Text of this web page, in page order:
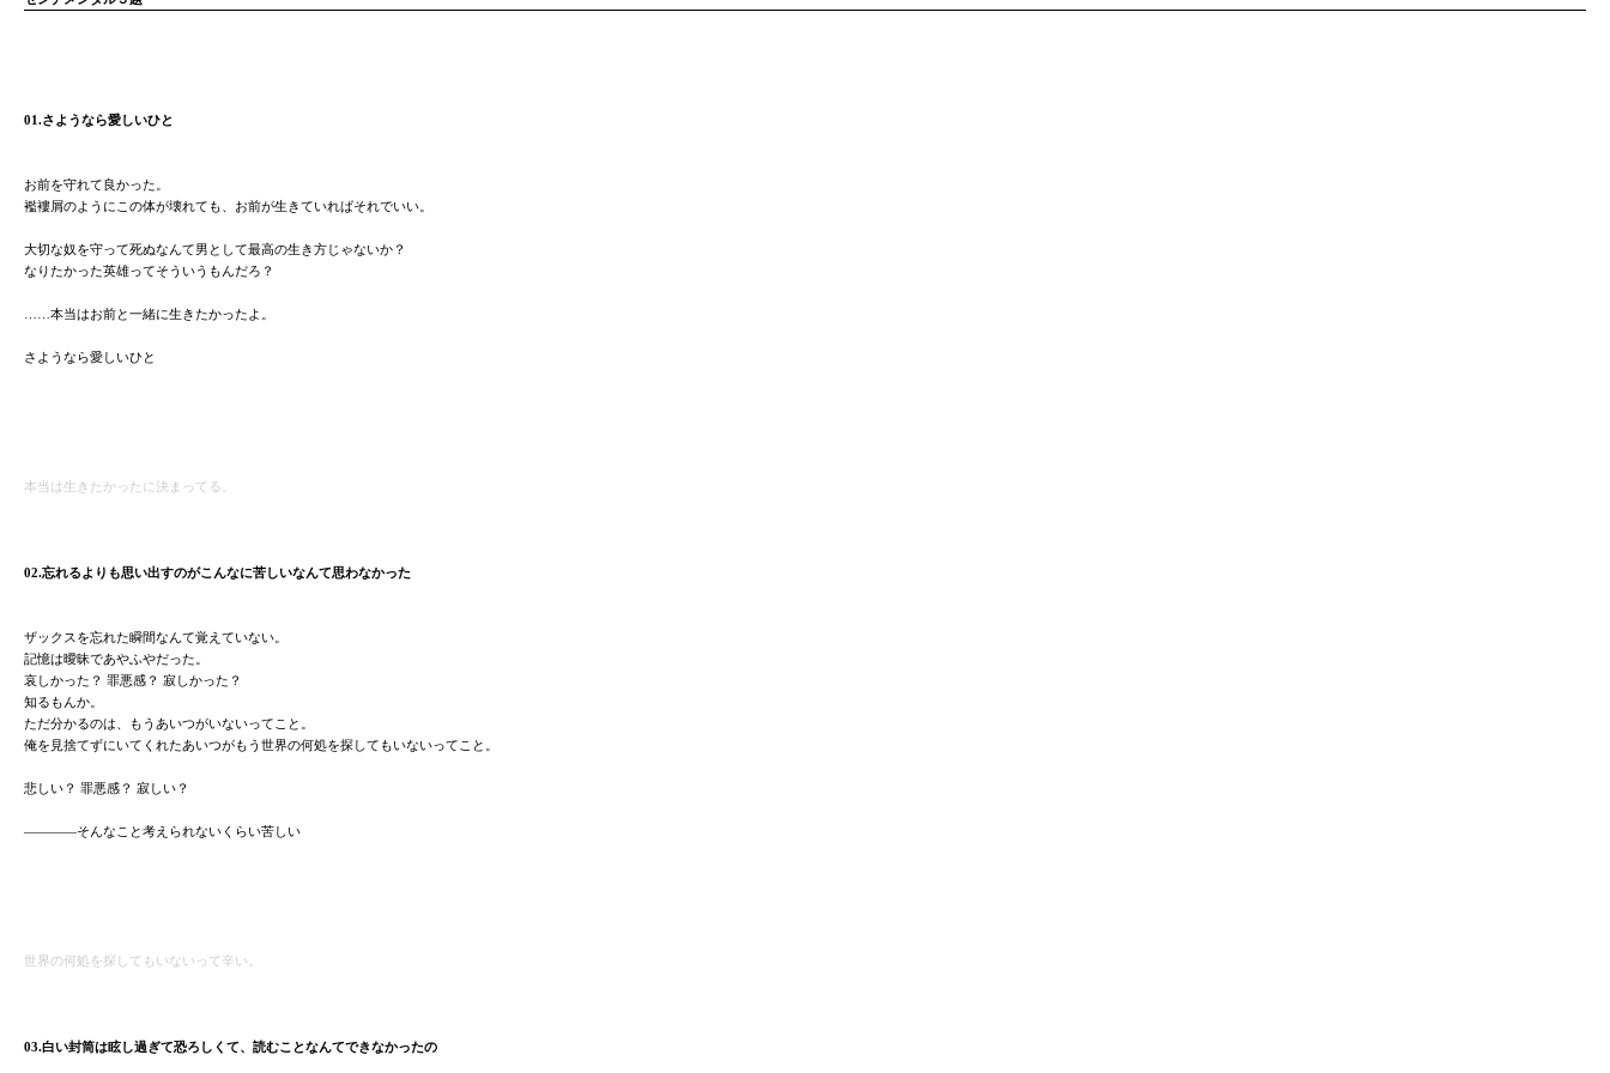
01.さようなら愛しいひと
お前を守れて良かった。
襤褸屑のようにこの体が壊れても、お前が生きていればそれでいい。
大切な奴を守って死ぬなんて男として最高の生き方じゃないか？
なりたかった英雄ってそういうもんだろ？
……本当はお前と一緒に生きたかったよ。
さようなら愛しいひと
本当は生きたかったに決まってる。
02.忘れるよりも思い出すのがこんなに苦しいなんて思わなかった
ザックスを忘れた瞬間なんて覚えていない。
記憶は曖昧であやふやだった。
哀しかった？ 罪悪感？ 寂しかった？
知るもんか。
ただ分かるのは、もうあいつがいないってこと。
俺を見捨てずにいてくれたあいつがもう世界の何処を探してもいないってこと。
悲しい？ 罪悪感？ 寂しい？
――――そんなこと考えられないくらい苦しい
世界の何処を探してもいないって辛い。
03.白い封筒は眩し過ぎて恐ろしくて、読むことなんてできなかったの